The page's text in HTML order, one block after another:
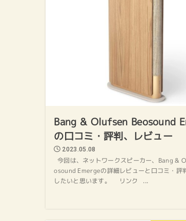
Bang & Olufsen Beosound
の口コミ・評判、レビュー
2023.05.08
今回は、ネットワークスピーカー、Bang &
osound Emergeの詳細レビューと口コミ・評
したいと思います。 リンク ...